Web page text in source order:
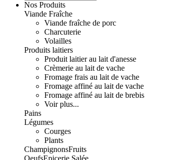
Nos Produits
Viande Fraîche
Viande fraîche de porc
Charcuterie
Volailles
Produits laitiers
Produit laitier au lait d'anesse
Crèmerie au lait de vache
Fromage frais au lait de vache
Fromage affiné au lait de vache
Fromage affiné au lait de brebis
Voir plus...
Pains
Légumes
Courges
Plants
ChampignonsFruits
OeufsEpicerie Salée